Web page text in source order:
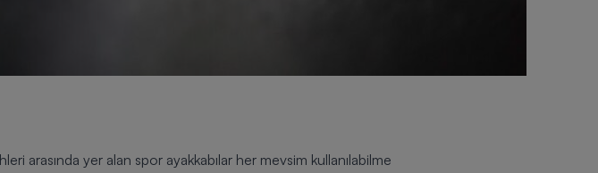
arasında yer alan spor ayakkabılar her mevsim kullanılabilme